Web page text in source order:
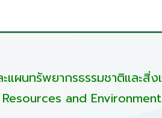
แผนทรัพยากรธรรมชาติและสิ่
and